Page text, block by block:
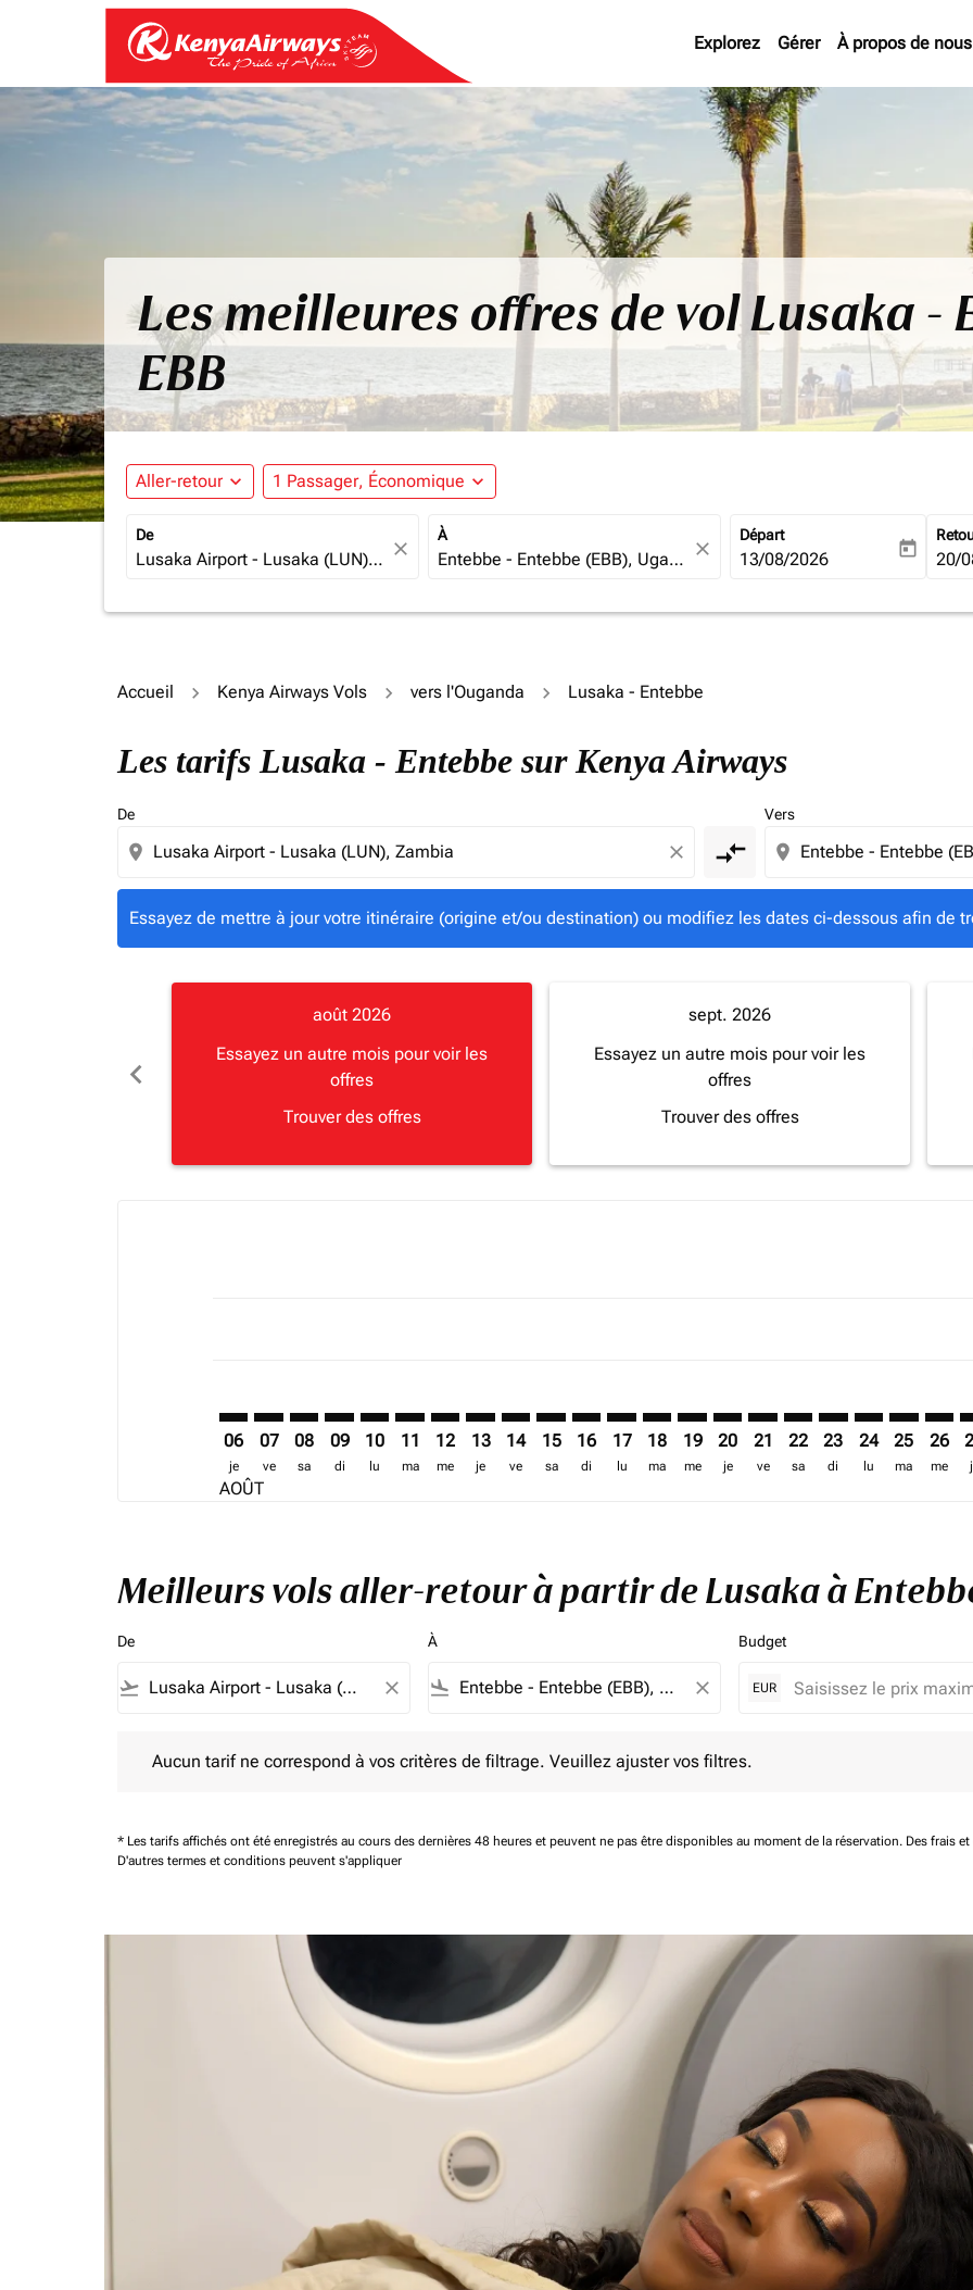
Explorez Gérer À propos de nous
Les meilleures offres de vol Lusaka -
EBB
Aller-retour expand_more 1 Passager, Économique expand_more
De
close
À
close
Départ
fc-booking-departure-date-
13/08/2026 today fc-
20/
Accueil Kenya Airways Vols vers l'Ouganda Lusaka - Entebbe
Les tarifs Lusaka - Entebbe sur Kenya Airways
De
location_on close compare_arrows
Vers
location_on
Essayez de mettre à jour votre itinéraire (origine et/ou destination) ou modifiez les dates ci-dessous afin de
Essayez de mettre à jour votre itinéraire (origine et/ou destination) ou modifiez les dates ci-dessous afin
chevron_left
août 2026
Essayez un autre mois pour voir les
offres
Trouver des offres
sept. 2026
Essayez un autre mois pour voir les
offres
Trouver des offres
06
je
AOÛT
07
ve
08
sa
09
di
10
lu
11
ma
12
me
13
je
14
ve
15
sa
16
di
17
lu
18
ma
LUN–EBB: cmp-view-offers-
19
me
LUN–EBB: cmp-view-offers-
20
je
LUN–EBB: cmp-view-
21
ve
LUN–EBB: cmp-view-
22
sa
LUN–EBB: cmp-
23
di
LUN–EBB:
24
lu
25
ma
26
me
Meilleurs vols aller-retour à partir de Lusaka à
De
flight_takeoff close
À
flight_land close
Budget
EUR
Aucun tarif ne correspond à vos critères de filtrage. Veuillez ajuster vos filtres.
* Les tarifs affichés ont été enregistrés au cours des dernières 48 heures et peuvent ne pas être disponibles au moment de la réservation. Des frais
D'autres termes et conditions peuvent s'appliquer